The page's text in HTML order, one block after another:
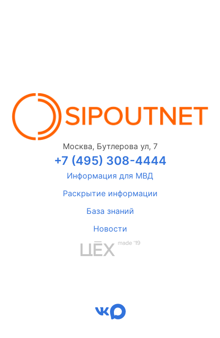
Москва, Бутлерова ул, 7
+7 (495) 308-4444
Информация для МВД
Раскрытие информации
База знаний
Новости